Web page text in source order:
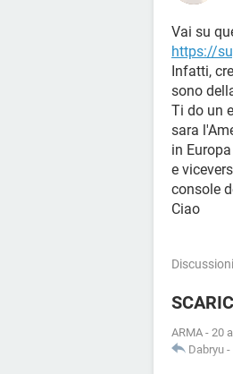
Vai su
https://
Infatti,
sono
Ti do un
sara
in
e
console
Ciao
ARMA - 20
Dabryu -